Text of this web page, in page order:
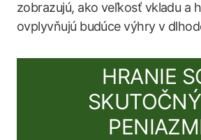
zobrazujú, ako veľkosť vkladu a
ovplyvňujú budúce výhry v
HRANIE